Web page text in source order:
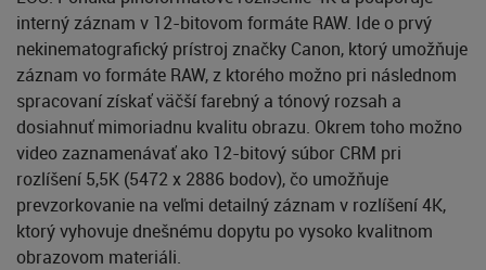
interný záznam v 12-bitovom formáte RAW. Ide o prvý
nekinematografický prístroj značky Canon, ktorý umožňuje
záznam vo formáte RAW, z ktorého možno pri následnom
spracovaní získať väčší farebný a tónový rozsah a
dosiahnuť mimoriadnu kvalitu obrazu. Okrem toho možno
video zaznamenávať ako 12-bitový súbor CRM pri
rozlíšení 5,5K (5472 x 2886 bodov), čo umožňuje
prevzorkovanie na veľmi detailný záznam v rozlíšení 4K,
ktorý vyhovuje dnešnému dopytu po vysoko kvalitnom
obrazovom materiáli.